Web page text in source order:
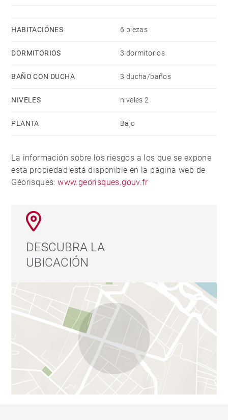
HABITACIÓNES 6 piezas
DORMITORIOS 3 dormitorios
BAÑO CON DUCHA 3 ducha/baños
NIVELES niveles 2
PLANTA Bajo
La información sobre los riesgos a los que se expone
esta propiedad está disponible en la página web de
Géorisques:www.georisques.gouv.fr
DESCUBRA LA
UBICACIÓN